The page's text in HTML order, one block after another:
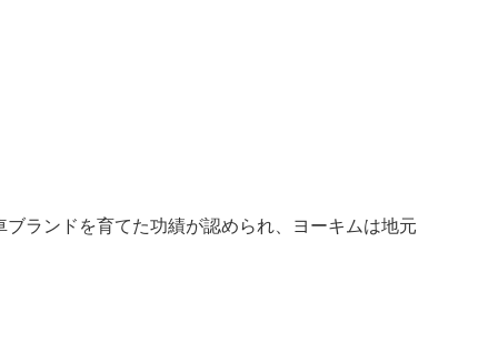
ランドを育てた功績が認められ、ヨーキムは地元